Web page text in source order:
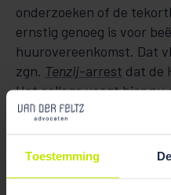
Toestemming
onderzoeken of de
ernstig genoeg is voor
huurovereenkomst. Dat
zgn. Tenzij-arrest dat de
Het college voegt hier
ambtshalve onderzoek
beding te veel huur heeft